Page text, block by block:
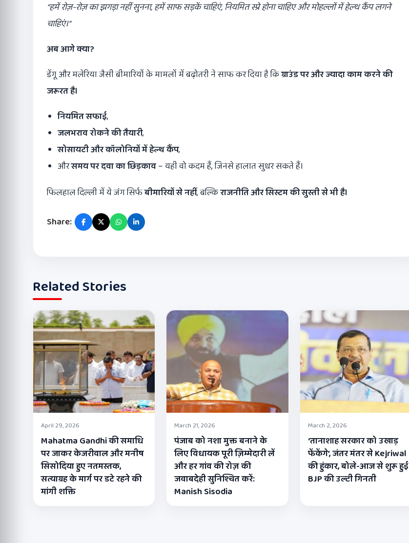
“हमें रोज़-रोज़ का झगड़ा नहीं सुनना,हमें साफ सड़कें चाहिएं,नियमित स्प्रे होना चाहिए और मोहल्लों में हेल्थ कैंप लगने
चाहिएं।”
अब आगे क्या?
डेंगू और मलेरिया जैसी बीमारियों के मामलों में बढ़ोतरी ने साफ कर दिया है किग्राउंड पर और ज्यादा काम करने की
जरूरत है।
नियमित सफाई,
जलभराव रोकने की तैयारी,
सोसायटी और कॉलोनियों में हेल्थ कैंप,
औरसमय पर दवा का छिड़काव– यही वो कदम हैं, जिनसे हालात सुधर सकते हैं।
फिलहाल दिल्ली में ये जंग सिर्फबीमारियों से नहीं, बल्किराजनीति और सिस्टम की सुस्ती से भी है।
Share:
Related Stories
April 29, 2026
Mahatma Gandhi की समाधि
पर जाकर केजरीवाल और मनीष
सिसोदिया हुए नतमस्तक,
सत्याग्रह के मार्ग पर डटे रहने की
मांगी शक्ति
March 21, 2026
पंजाब को नशा मुक्त बनाने के
लिए विधायक पूरी ज़िम्मेदारी लें
और हर गांव की रोज़ की
जवाबदेही सुनिश्चित करें:
Manish Sisodia
March 2, 2026
‘तानाशाह सरकार को उखाड़
फेंकेंगे’, जंतर मंतर से Kejriwal
की हुंकार, बोले-आज से शुरू हुई
BJP की उल्टी गिनती